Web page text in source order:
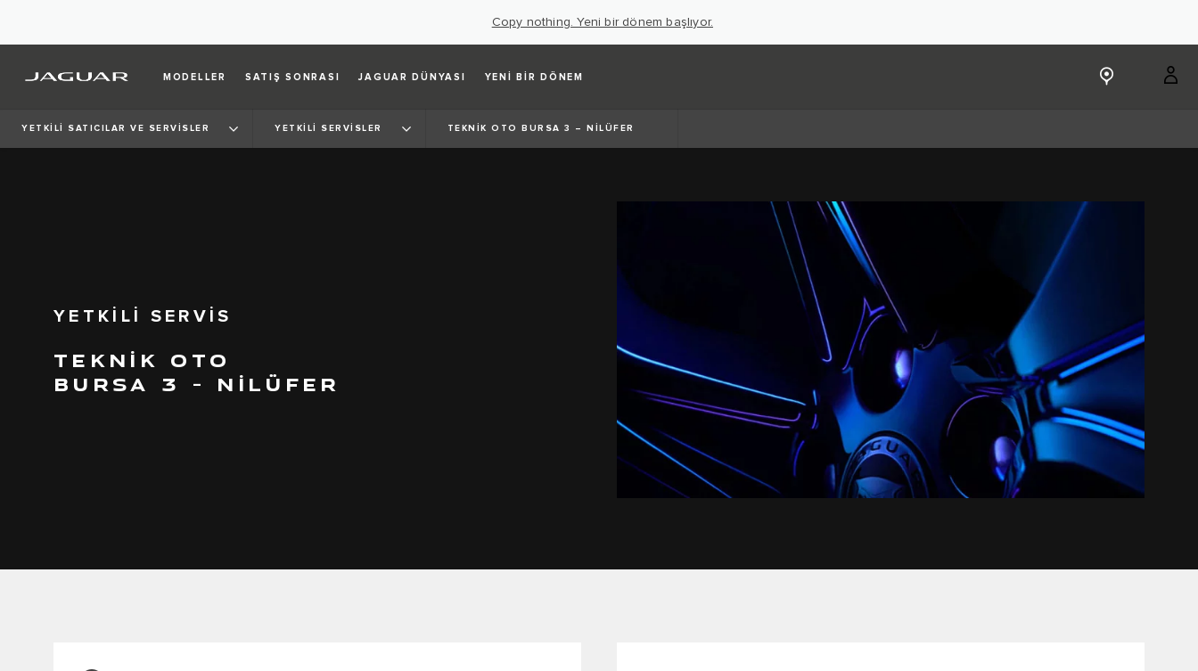
Copy nothing. Yeni bir dönem başlıyor.
MODELLER SATIŞ SONRASI JAGUAR DÜNYASI YENİ BİR DÖNEM
YETKİLİ SATICILAR VE SERVİSLER YETKİLİ SERVİSLER TEKNİK OTO BURSA 3 – NİLÜFER
YETKİLİ SERVİS
TEKNİK OTO
BURSA 3 – NİLÜFER